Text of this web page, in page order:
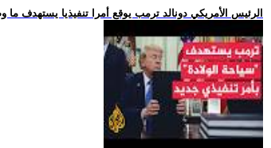
.. الرئيس الأمريكي دونالد ترمب يوقع أمرا تنفيذيا يستهدف ما